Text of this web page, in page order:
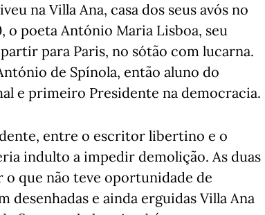
na Villa Ana, casa dos seus avós no
o poeta António Maria Lisboa, seu
para Paris, no sótão com lucarna.
de Spínola, então aluno do
e primeiro Presidente na democracia.
entre o escritor libertino e o
indulto a impedir demolição. As duas
que não teve oportunidade de
desenhadas e ainda erguidas Villa Ana